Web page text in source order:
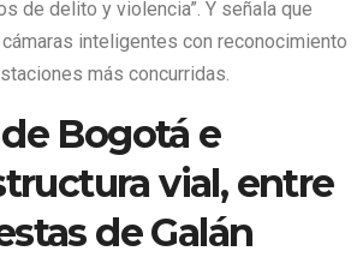
de delito y violencia”. Y señala que
inteligentes con reconocimiento
más concurridas.
Bogotá e
vial, entre
de Galán